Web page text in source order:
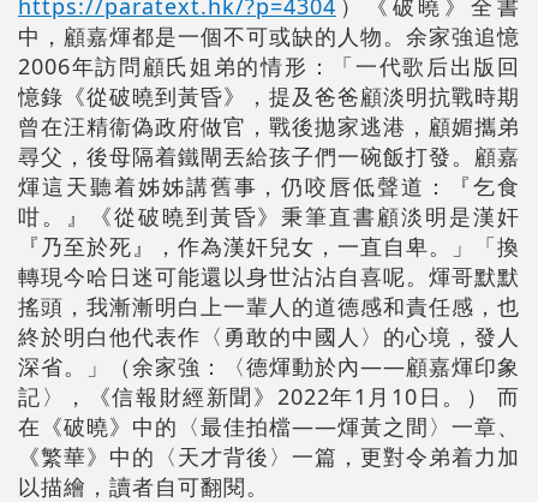
中，顧嘉煇都是一個不可或缺的人物。余家強追憶
2006年訪問顧氏姐弟的情形：「一代歌后出版回
憶錄《從破曉到黃昏》，提及爸爸顧淡明抗戰時期
曾在汪精衞偽政府做官，戰後拋家逃港，顧媚攜弟
尋父，後母隔着鐵閘丟給孩子們一碗飯打發。顧嘉
煇這天聽着姊姊講舊事，仍咬唇低聲道：『乞食
咁。』《從破曉到黃昏》秉筆直書顧淡明是漢奸
『乃至於死』，作為漢奸兒女，一直自卑。」「換
轉現今哈日迷可能還以身世沾沾自喜呢。煇哥默默
搖頭，我漸漸明白上一輩人的道德感和責任感，也
終於明白他代表作〈勇敢的中國人〉的心境，發人
深省。」（余家強：〈德煇動於內——顧嘉煇印象
記〉，《信報財經新聞》2022年1月10日。） 而
在《破曉》中的〈最佳拍檔――煇黃之間〉一章、
《繁華》中的〈天才背後〉一篇，更對令弟着力加
以描繪，讀者自可翻閱。